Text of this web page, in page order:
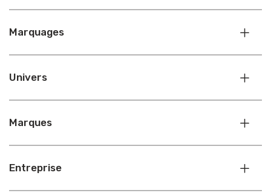
Marquages
Univers
Marques
Entreprise